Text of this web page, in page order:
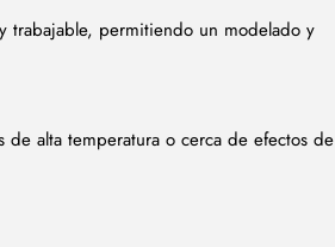
trabajable, permitiendo un modelado y
de alta temperatura o cerca de efectos de